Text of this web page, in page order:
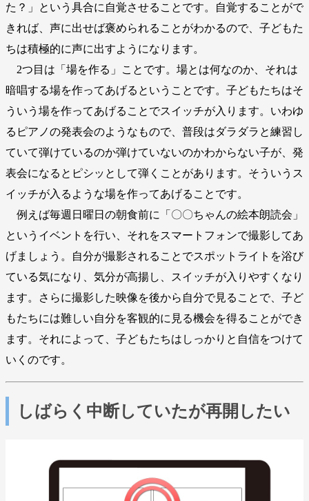
た？」という具合に自覚させることです。自覚することがで
きれば、声に出せば褒められることがわかるので、子どもた
ちは積極的に声に出すようになります。
2つ目は「場を作る」ことです。場とは何なのか、それは
暗唱する場を作ってあげるということです。子どもたちはそ
ういう場を作ってあげることでスイッチが入ります。いわゆ
るピアノの発表会のようなもので、普段はダラダラと練習し
ていて弾けているのか弾けていないのかわからない子が、発
表会になるとピシッとして弾くことがあります。そういうス
イッチが入るような場を作ってあげることです。
例えば毎週日曜日の朝食前に「〇〇ちゃんの絵本朗読会」
というイベントを行い、それをスマートフォンで撮影してあ
げましょう。自分が撮影されることでスポットライトを浴び
ている気になり、気分が高揚し、スイッチが入りやすくなり
ます。さらに撮影した映像を後から自分で見ることで、子ど
もたちには難しい自分を客観的に見る機会を得ることができ
ます。それによって、子どもたちはしっかりと自信をつけて
いくのです。
しばらく中断していたが再開したい